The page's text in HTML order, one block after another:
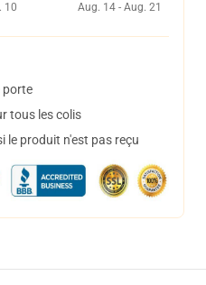
10
Aug. 14 - Aug. 21
porte
tous les colis
le produit n'est pas reçu